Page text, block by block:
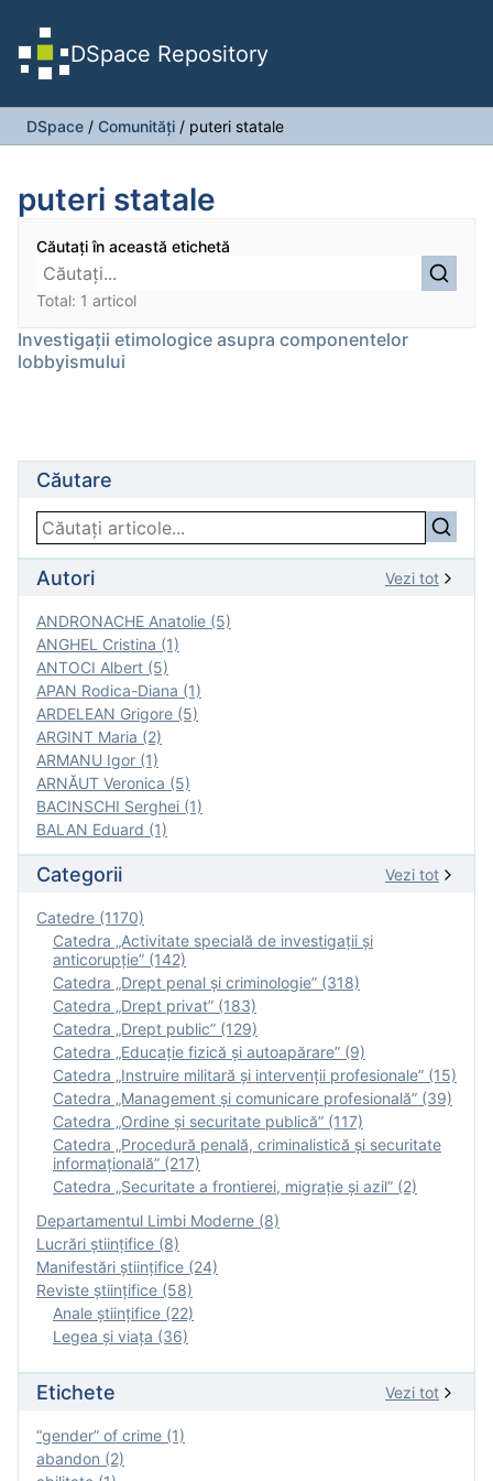
DSpace Repository
DSpace / Comunități / puteri statale
puteri statale
Căutați în această etichetă
Total: 1 articol
Investigații etimologice asupra componentelor
lobbyismului
Căutare
Autori Vezi tot
ANDRONACHE Anatolie (5)
ANGHEL Cristina (1)
ANTOCI Albert (5)
APAN Rodica-Diana (1)
ARDELEAN Grigore (5)
ARGINT Maria (2)
ARMANU Igor (1)
ARNĂUT Veronica (5)
BACINSCHI Serghei (1)
BALAN Eduard (1)
Categorii Vezi tot
Catedre (1170)
Catedra „Activitate specială de investigaţii şi
anticorupție” (142)
Catedra „Drept penal și criminologie” (318)
Catedra „Drept privat” (183)
Catedra „Drept public” (129)
Catedra „Educație fizică şi autoapărare” (9)
Catedra „Instruire militară şi intervenţii profesionale” (15)
Catedra „Management și comunicare profesională” (39)
Catedra „Ordine și securitate publică” (117)
Catedra „Procedură penală, criminalistică și securitate
informațională” (217)
Catedra „Securitate a frontierei, migrație și azil” (2)
Departamentul Limbi Moderne (8)
Lucrări științifice (8)
Manifestări ştiinţifice (24)
Reviste ştiinţifice (58)
Anale ştiinţifice (22)
Legea şi viaţa (36)
Etichete Vezi tot
“gender” of crime (1)
abandon (2)